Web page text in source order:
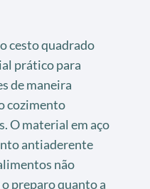
cesto quadrado
prático para
de maneira
cozimento
O material em aço
antiaderente
não
preparo quanto a